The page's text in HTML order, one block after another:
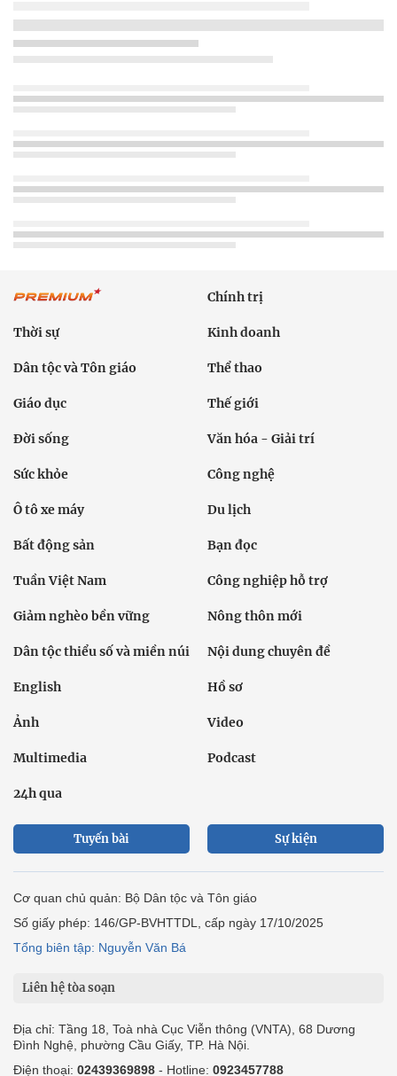
Chính trị
Thời sự Kinh doanh
Dân tộc và Tôn giáo Thể thao
Giáo dục Thế giới
Đời sống Văn hóa - Giải trí
Sức khỏe Công nghệ
Ô tô xe máy Du lịch
Bất động sản Bạn đọc
Tuần Việt Nam Công nghiệp hỗ trợ
Giảm nghèo bền vững Nông thôn mới
Dân tộc thiểu số và miền núi Nội dung chuyên đề
English Hồ sơ
Ảnh Video
Multimedia Podcast
24h qua
Tuyến bài Sự kiện
Cơ quan chủ quản: Bộ Dân tộc và Tôn giáo
Số giấy phép: 146/GP-BVHTTDL, cấp ngày 17/10/2025
Tổng biên tập: Nguyễn Văn Bá
Liên hệ tòa soạn
Địa chỉ: Tầng 18, Toà nhà Cục Viễn thông (VNTA), 68 Dương
Đình Nghệ, phường Cầu Giấy, TP. Hà Nội.
Điện thoại: 02439369898 - Hotline: 0923457788